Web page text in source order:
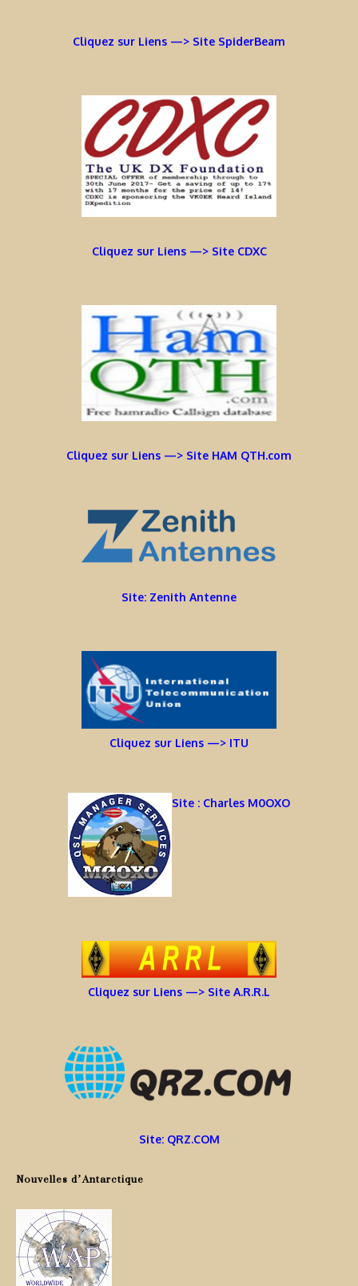
Cliquez sur Liens —> Site SpiderBeam
Cliquez sur Liens —> Site CDXC
Cliquez sur Liens —> Site HAM QTH.com
Site: Zenith Antenne
Cliquez sur Liens —> ITU
Site : Charles M0OXO
Cliquez sur Liens —> Site A.R.R.L
Site: QRZ.COM
Nouvelles d’Antarctique